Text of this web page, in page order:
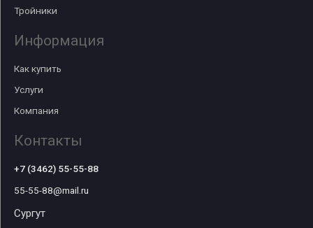
Тройники
Информация
Как купить
Услуги
Компания
Контакты
+7 (3462) 55-55-88
55-55-88@mail.ru
Сургут